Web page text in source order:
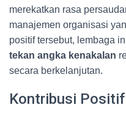
merekatkan rasa
manajemen organisasi
positif tersebut, lembaga
tekan angka kenakalan
secara berkelanjutan.
Kontribusi